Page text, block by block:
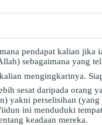
pendapat kalian jika
sebagaimana yang
sesat daripada orang
yakni perselisihan (yang
ini menduduki
keadaan mereka.